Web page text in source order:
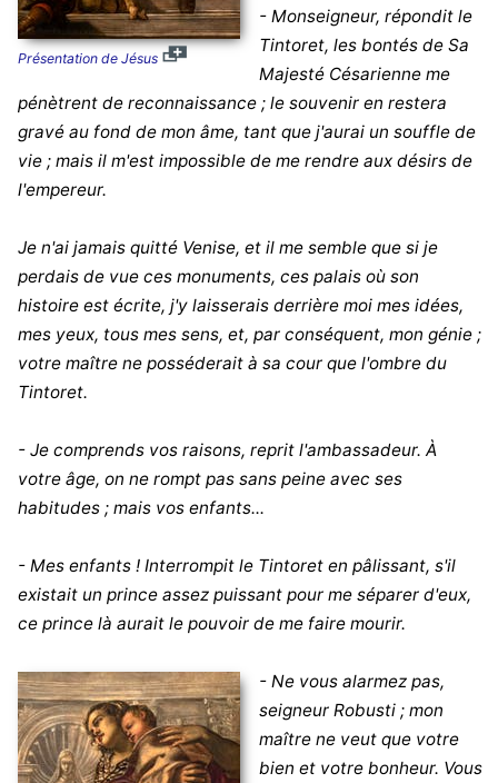
Présentation de Jésus
- Monseigneur, répondit le
Tintoret, les bontés de Sa
Majesté Césarienne me
pénètrent de reconnaissance ; le souvenir en restera
gravé au fond de mon âme, tant que j'aurai un souffle de
vie ; mais il m'est impossible de me rendre aux désirs de
l'empereur.
Je n'ai jamais quitté Venise, et il me semble que si je
perdais de vue ces monuments, ces palais où son
histoire est écrite, j'y laisserais derrière moi mes idées,
mes yeux, tous mes sens, et, par conséquent, mon génie ;
votre maître ne posséderait à sa cour que l'ombre du
Tintoret.
- Je comprends vos raisons, reprit l'ambassadeur. À
votre âge, on ne rompt pas sans peine avec ses
habitudes ; mais vos enfants...
- Mes enfants ! Interrompit le Tintoret en pâlissant, s'il
existait un prince assez puissant pour me séparer d'eux,
ce prince là aurait le pouvoir de me faire mourir.
- Ne vous alarmez pas,
seigneur Robusti ; mon
maître ne veut que votre
bien et votre bonheur. Vous